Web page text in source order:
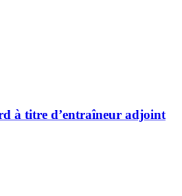
à titre d’entraîneur adjoint